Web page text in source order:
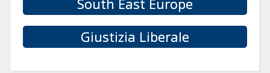
South East Europe
Giustizia Liberale